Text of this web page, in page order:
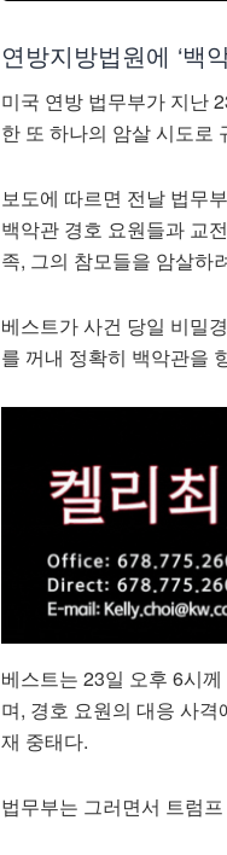
연방지방법원에 ‘백
미국 연방 법무부가 지난
한 또 하나의 암살 시도로
보도에 따르면 전날 법무
백악관 경호 요원들과 교
족, 그의 참모들을 암살하
베스트가 사건 당일 비밀
를 꺼내 정확히 백악관을
베스트는 23일 오후 6시
며, 경호 요원의 대응 사
재 중태다.
법무부는 그러면서 트럼